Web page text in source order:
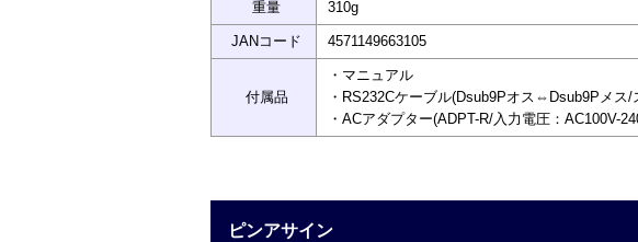
重量 310g
JANコード 4571149663105
付属品
・マニュアル
・RS232Cケーブル(Dsub9Pオス⇔Dsub9Pメス/
・ACアダプター(ADPT-R/入力電圧：AC100V-
ピンアサイン